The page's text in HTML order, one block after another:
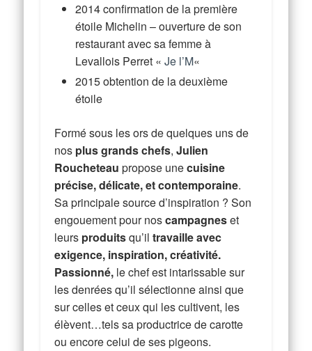
2014 confirmation de la première
étoile Michelin – ouverture de son
restaurant avec sa femme à
Levallois Perret «Je l’M«
2015 obtention de la deuxième
étoile
Formé sous les ors de quelques uns de
nos plus grands chefs, Julien
Roucheteau propose unecuisine
précise, délicate, et contemporaine.
Sa principale source d’inspiration ? Son
engouement pour noscampagneset
leurs produitsqu’iltravaille avec
exigence, inspiration, créativité.
Passionné, le chef est intarissable sur
les denrées qu’il sélectionne ainsi que
sur celles et ceux qui les cultivent, les
élèvent…tels sa productrice de carotte
ou encore celui de ses pigeons.